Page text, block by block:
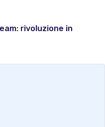
rivoluzione in